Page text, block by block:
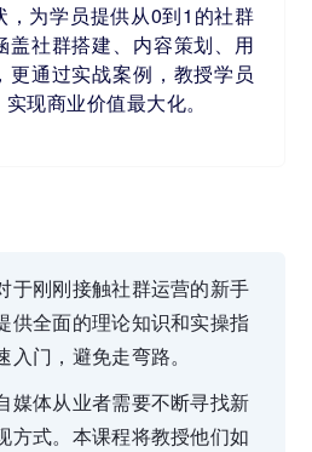
，为学员提供从0到1的社群
盖社群搭建、内容策划、用
更通过实战案例，教授学员
现商业价值最大化。
于刚刚接触社群运营的新手
供全面的理论知识和实操指
门，避免走弯路。
媒体从业者需要不断寻找新
方式。本课程将教授他们如